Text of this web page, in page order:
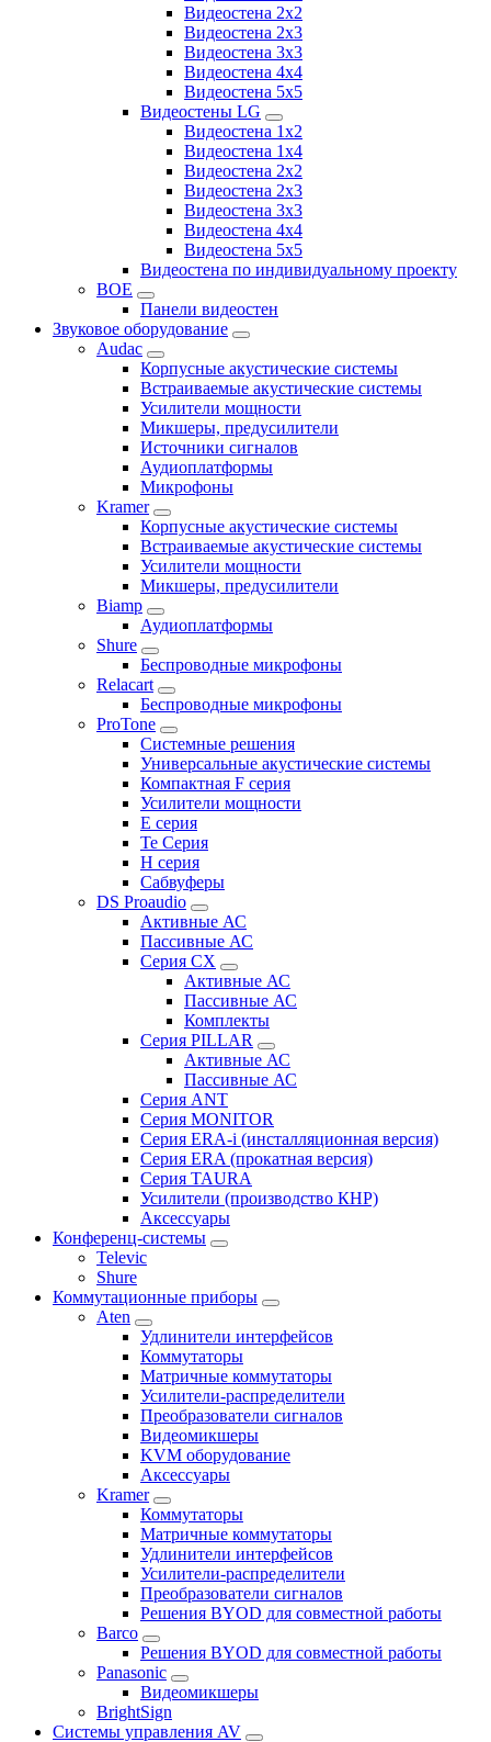
Видеостена 2x2
Видеостена 2х3
Видеостена 3x3
Видеостена 4x4
Видеостена 5x5
Видеостены LG
Видеостена 1x2
Видеостена 1x4
Видеостена 2x2
Видеостена 2x3
Видеостена 3x3
Видеостена 4x4
Видеостена 5x5
Видеостена по индивидуальному проекту
BOE
Панели видеостен
Звуковое оборудование
Audac
Корпусные акустические системы
Встраиваемые акустические системы
Усилители мощности
Микшеры, предусилители
Источники сигналов
Аудиоплатформы
Микрофоны
Kramer
Корпусные акустические системы
Встраиваемые акустические системы
Усилители мощности
Микшеры, предусилители
Biamp
Аудиоплатформы
Shure
Беспроводные микрофоны
Relacart
Беспроводные микрофоны
ProTone
Системные решения
Универсальные акустические системы
Компактная F серия
Усилители мощности
E серия
Te Серия
H серия
Сабвуферы
DS Proaudio
Активные АС
Пассивные АС
Серия CX
Активные АС
Пассивные АС
Комплекты
Серия PILLAR
Активные АС
Пассивные АС
Серия ANT
Серия MONITOR
Серия ERA-i (инсталляционная версия)
Серия ERA (прокатная версия)
Серия TAURA
Усилители (производство КНР)
Аксессуары
Конференц-системы
Televic
Shure
Коммутационные приборы
Aten
Удлинители интерфейсов
Коммутаторы
Матричные коммутаторы
Усилители-распределители
Преобразователи сигналов
Видеомикшеры
KVM оборудование
Аксессуары
Kramer
Коммутаторы
Матричные коммутаторы
Удлинители интерфейсов
Усилители-распределители
Преобразователи сигналов
Решения BYOD для совместной работы
Barco
Решения BYOD для совместной работы
Panasonic
Видеомикшеры
BrightSign
Системы управления AV